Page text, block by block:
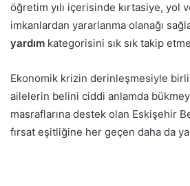
öğretim yılı içerisinde kırtasiye, yol
imkanlardan yararlanma olanağı
yardım kategorisini sık sık takip
Ekonomik krizin derinleşmesiyle
ailelerin belini ciddi anlamda
masraflarına destek olan Eskişehir
fırsat eşitliğine her geçen daha da